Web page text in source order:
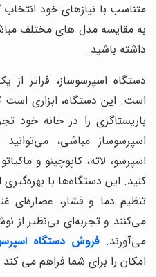
به مقایسه مدل های مختلف
داشته باشید.
دستگاه اسپرسوساز، فراتر
است. این دستگاه، ابزاری
باریستاگری را در خانه خود
اسپرسوساز مباشی،
اسپرسو، لاته، کاپوچینو و
کنید. این دستگاه‌ها با
تنظیم دما و فشار، عصاره‌ای
می‌کنند و تجربه‌ای بی‌نظیر از
می‌آورند.فروش دستگاه
امکان را برای شما فراهم می